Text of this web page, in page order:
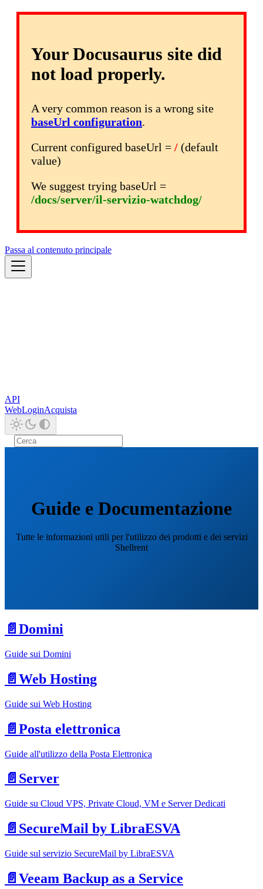
Your Docusaurus site did
not load properly.
A very common reason is a wrong site
baseUrl configuration.
Current configured baseUrl = / (default
value)
We suggest trying baseUrl =
/docs/server/il-servizio-watchdog/
Passa al contenuto principale
API
WebLoginAcquista
Guide e Documentazione
Tutte le informazioni utili per l'utilizzo dei prodotti e dei servizi
Shellrent
📄️ Domini
Guide sui Domini
📄️ Web Hosting
Guide sui Web Hosting
📄️ Posta elettronica
Guide all'utilizzo della Posta Elettronica
📄️ Server
Guide su Cloud VPS, Private Cloud, VM e Server Dedicati
📄️ SecureMail by LibraESVA
Guide sul servizio SecureMail by LibraESVA
📄️ Veeam Backup as a Service